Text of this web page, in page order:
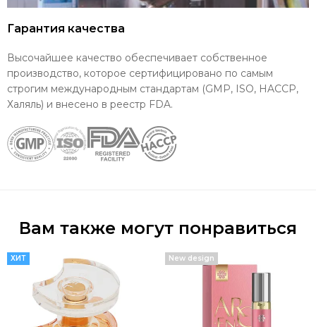
Гарантия качества
Высочайшее качество обеспечивает собственное
производство, которое сертифицировано по самым
строгим международным стандартам (GMP, ISO, HACCP,
Халяль) и внесено в реестр FDA.
Вам также могут понравиться
ХИТ New design